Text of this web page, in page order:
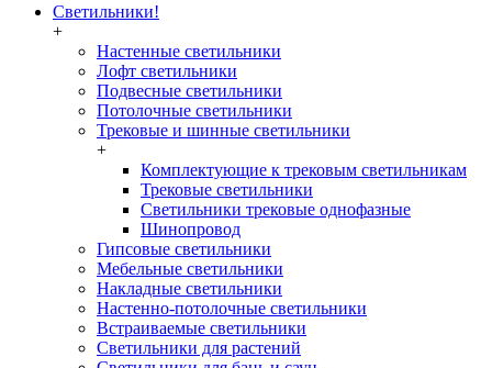
Светильники!
+
Настенные светильники
Лофт светильники
Подвесные светильники
Потолочные светильники
Трековые и шинные светильники
+
Комплектующие к трековым светильникам
Трековые светильники
Светильники трековые однофазные
Шинопровод
Гипсовые светильники
Мебельные светильники
Накладные светильники
Настенно-потолочные светильники
Встраиваемые светильники
Светильники для растений